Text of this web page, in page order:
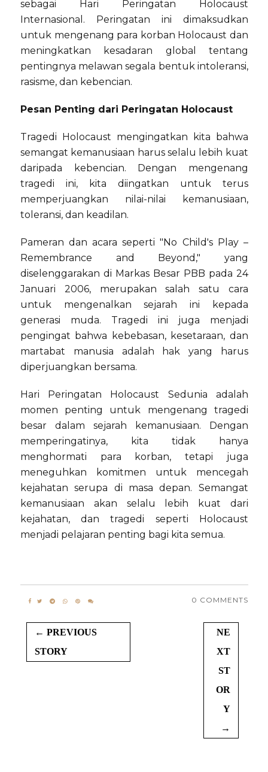
sebagai Hari Peringatan Holocaust
Internasional. Peringatan ini dimaksudkan
untuk mengenang para korban Holocaust dan
meningkatkan kesadaran global tentang
pentingnya melawan segala bentuk intoleransi,
rasisme, dan kebencian.
Pesan Penting dari Peringatan Holocaust
Tragedi Holocaust mengingatkan kita bahwa
semangat kemanusiaan harus selalu lebih kuat
daripada kebencian. Dengan mengenang
tragedi ini, kita diingatkan untuk terus
memperjuangkan nilai-nilai kemanusiaan,
toleransi, dan keadilan.
Pameran dan acara seperti "No Child's Play –
Remembrance and Beyond," yang
diselenggarakan di Markas Besar PBB pada 24
Januari 2006, merupakan salah satu cara
untuk mengenalkan sejarah ini kepada
generasi muda. Tragedi ini juga menjadi
pengingat bahwa kebebasan, kesetaraan, dan
martabat manusia adalah hak yang harus
diperjuangkan bersama.
Hari Peringatan Holocaust Sedunia adalah
momen penting untuk mengenang tragedi
besar dalam sejarah kemanusiaan. Dengan
memperingatinya, kita tidak hanya
menghormati para korban, tetapi juga
meneguhkan komitmen untuk mencegah
kejahatan serupa di masa depan. Semangat
kemanusiaan akan selalu lebih kuat dari
kejahatan, dan tragedi seperti Holocaust
menjadi pelajaran penting bagi kita semua.
0 COMMENTS
← PREVIOUS
STORY
NE
XT
ST
OR
Y
→